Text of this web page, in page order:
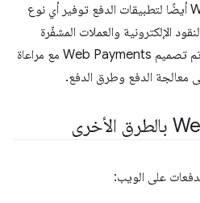
يتيح استخدام Web Payments أيضًا لتطبيقات الدفع توفير أي نوع
الإلكترونية والعملات المشفّرة
والحوالات المصرفية وغير ذلك. تم تصميم Web Payments مع مراعاة
معالجة الدفع وطرق الدفع.
على الويب: